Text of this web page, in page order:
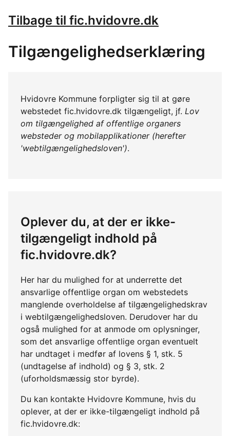
Tilbage til fic.hvidovre.dk
Tilgængelighedserklæring
Hvidovre Kommune forpligter sig til at gøre
webstedet fic.hvidovre.dk tilgængeligt, jf. Lov
om tilgængelighed af offentlige organers
websteder og mobilapplikationer (herefter
'webtilgængelighedsloven').
Oplever du, at der er ikke-
tilgængeligt indhold på
fic.hvidovre.dk?
Her har du mulighed for at underrette det
ansvarlige offentlige organ om webstedets
manglende overholdelse af tilgængelighedskrav
i webtilgængelighedsloven. Derudover har du
også mulighed for at anmode om oplysninger,
som det ansvarlige offentlige organ eventuelt
har undtaget i medfør af lovens § 1, stk. 5
(undtagelse af indhold) og § 3, stk. 2
(uforholdsmæssig stor byrde).
Du kan kontakte Hvidovre Kommune, hvis du
oplever, at der er ikke-tilgængeligt indhold på
fic.hvidovre.dk: